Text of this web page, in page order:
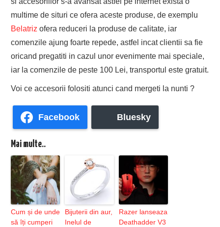
multime de situri ce ofera aceste produse, de exemplu
Belatriz ofera reduceri la produse de calitate, iar
comenzile ajung foarte repede, astfel incat clientii sa fie
oricand pregatiti in cazul unor evenimente mai speciale,
iar la comenzile de peste 100 Lei, transportul este gratuit.
Voi ce accesorii folositi atunci cand mergeti la nunti ?
Facebook Bluesky
Mai multe..
Cum și de unde
să îți cumperi
Bijuterii din aur,
Inelul de
Razer lanseaza
Deathadder V3